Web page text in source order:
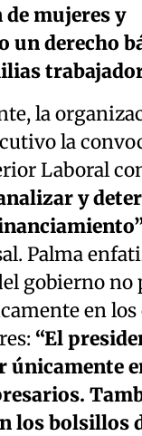
mujeres y
un derecho
la
la
Laboral
y
Palma
gobierno no
en los
“El
únicamente
los bolsillos